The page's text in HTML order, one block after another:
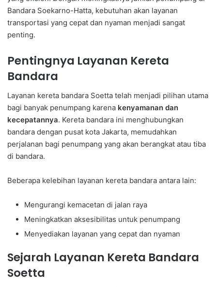
Bandara Soekarno-Hatta, kebutuhan akan layanan
transportasi yang cepat dan nyaman menjadi sangat
penting.
Pentingnya Layanan Kereta
Bandara
Layanan kereta bandara Soetta telah menjadi pilihan utama
bagi banyak penumpang karena kenyamanan dan
kecepatannya. Kereta bandara ini menghubungkan
bandara dengan pusat kota Jakarta, memudahkan
perjalanan bagi penumpang yang akan berangkat atau tiba
di bandara.
Beberapa kelebihan layanan kereta bandara antara lain:
Mengurangi kemacetan di jalan raya
Meningkatkan aksesibilitas untuk penumpang
Menyediakan layanan yang cepat dan nyaman
Sejarah Layanan Kereta Bandara
Soetta